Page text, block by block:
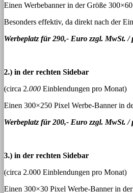
Einen Werbebanner in der Größe
Besonders effektiv, da direkt nach der
Werbeplatz für 290,- Euro zzgl. MwSt. /
2.) in der rechten Sidebar
(circa 2.000 Einblendungen pro Monat)
Einen 300×250 Pixel Werbe-Banner in
Werbeplatz für 200,- Euro zzgl. MwSt. /
3.) in der rechten Sidebar
(circa 2.000 Einblendungen pro Monat)
Einen 300×30 Pixel Werbe-Banner in